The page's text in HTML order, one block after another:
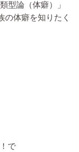
型論（体癖）」
の体癖を知りたく
で